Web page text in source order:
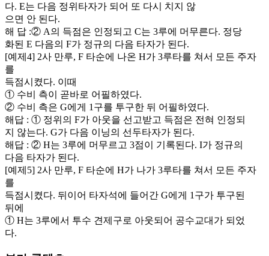
다. E는 다음 정위타자가 되어 또 다시 치지 않
으면 안 된다.
해 답 :② A의 득점은 인정되고 C는 3루에 머무른다. 정당
화된 E 다음의 F가 정규의 다음 타자가 된다.
[예제4] 2사 만루, F 타순에 나온 H가 3루타를 쳐서 모든 주자
를
득점시켰다. 이때
① 수비 측이 곧바로 어필하였다.
② 수비 측은 G에게 1구를 투구한 뒤 어필하였다.
해답 : ① 정위의 F가 아웃을 선고받고 득점은 전혀 인정되
지 않는다. G가 다음 이닝의 선두타자가 된다.
해답 : ② H는 3루에 머무르고 3점이 기록된다. I가 정규의
다음 타자가 된다.
[예제5] 2사 만루, F 타순에 H가 나가 3루타를 쳐서 모든 주자
를
득점시켰다. 뒤이어 타자석에 들어간 G에게 1구가 투구된
뒤에
① H는 3루에서 투수 견제구로 아웃되어 공수교대가 되었
다.